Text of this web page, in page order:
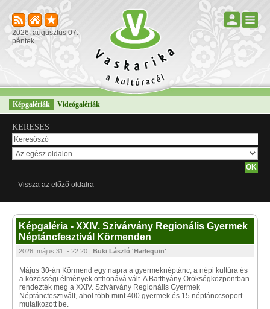
2026. augusztus 07.
péntek
Képgalériák Videógalériák
KERESÉS
Vissza az előző oldalra
Képgaléria - XXIV. Szivárvány Regionális Gyermek
Néptáncfesztivál Körmenden
2026. május 31. - 22:20 | Büki László 'Harlequin'
Május 30-án Körmend egy napra a gyermeknéptánc, a népi kultúra és
a közösségi élmények otthonává vált. A Batthyány Örökségközpontban
rendezték meg a XXIV. Szivárvány Regionális Gyermek
Néptáncfesztivált, ahol több mint 400 gyermek és 15 néptánccsoport
mutatkozott be.